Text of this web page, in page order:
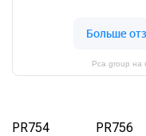
Pca group на
PR754 PR756